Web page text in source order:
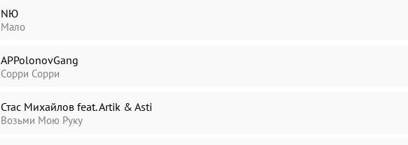
NЮ
Мало
APPolonovGang
Сорри Сорри
Стас Михайлов feat. Artik & Asti
Возьми Мою Руку